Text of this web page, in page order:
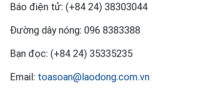
Báo điện tử: (+84 24) 38303044
Đường dây nóng: 096 8383388
Bạn đọc: (+84 24) 35335235
Email: toasoan@laodong.com.vn